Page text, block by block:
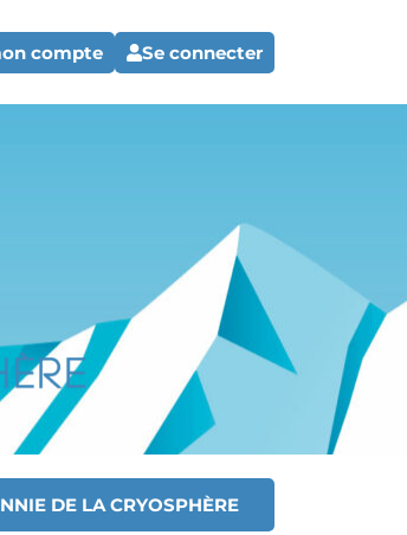
compte Se connecter
DE LA CRYOSPHÈRE